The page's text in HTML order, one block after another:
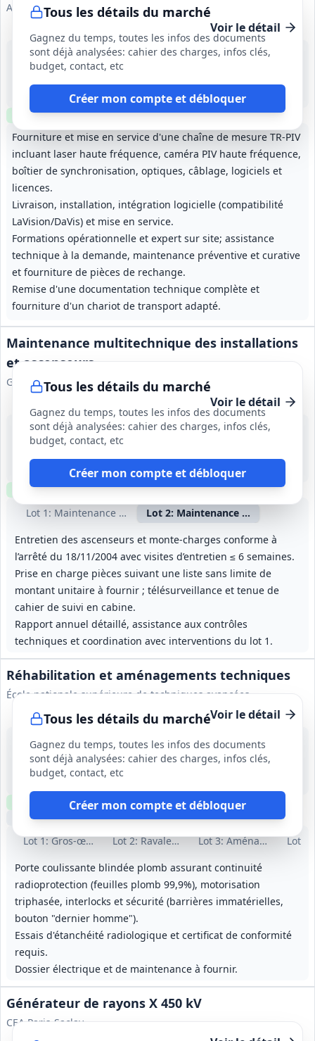
Tous les détails du marché
Gagnez du temps, toutes les infos des documents
sont déjà analysées: cahier des charges, infos clés,
budget, contact, etc
Créer mon compte et débloquer
Autorité de Sûreté Nucléaire et de Radioprotection
Voir le détail
Fourniture et mise en service d'une chaîne de mesure TR-PIV
incluant laser haute fréquence, caméra PIV haute fréquence,
boîtier de synchronisation, optiques, câblage, logiciels et
licences.
Livraison, installation, intégration logicielle (compatibilité
LaVision/DaVis) et mise en service.
Formations opérationnelle et expert sur site; assistance
technique à la demande, maintenance préventive et curative
et fourniture de pièces de rechange.
Remise d'une documentation technique complète et
fourniture d'un chariot de transport adapté.
24 août 2026
Essonne (91)
Clause environnementale Clause sociale Visiteoptionnelle
Tous les détails du marché
Gagnez du temps, toutes les infos des documents
sont déjà analysées: cahier des charges, infos clés,
budget, contact, etc
Créer mon compte et débloquer
Maintenance multitechnique des installations
et ascenseurs
GIE AG2R
Voir le détail
Lot 1 : Maintenance multitechnique (hors ascenseurs)
Lot 2: Maintenance ascenseurs et
Entretien des ascenseurs et monte-charges conforme à
l’arrêté du 18/11/2004 avec visites d’entretien ≤ 6 semaines.
Prise en charge pièces suivant une liste sans limite de
montant unitaire à fournir ; télésurveillance et tenue de
cahier de suivi en cabine.
Rapport annuel détaillé, assistance aux contrôles
techniques et coordination avec interventions du lot 1.
24 août 2026
Multiples
Clause environnementale Clause sociale Visiterequise
Tous les détails du marché
Gagnez du temps, toutes les infos des documents
sont déjà analysées: cahier des charges, infos clés,
budget, contact, etc
Créer mon compte et débloquer
Réhabilitation et aménagements techniques
École nationale supérieure de techniques avancées
Voir le détail
Lot1: Gros‑œuvre Lot2: Ravalement et ITE
Lot3: Aménagements
Lot
Porte coulissante blindée plomb assurant continuité
radioprotection (feuilles plomb 99,9%), motorisation
triphasée, interlocks et sécurité (barrières immatérielles,
bouton "dernier homme").
Essais d'étanchéité radiologique et certificat de conformité
requis.
Dossier électrique et de maintenance à fournir.
24 août 2026
Palaiseau (91)
13 mois (préparation 7 semaines incluse)
Clause environnementale Visiterequise
Échantillonsoptionnels
Générateur de rayons X 450 kV
CEA Paris-Saclay